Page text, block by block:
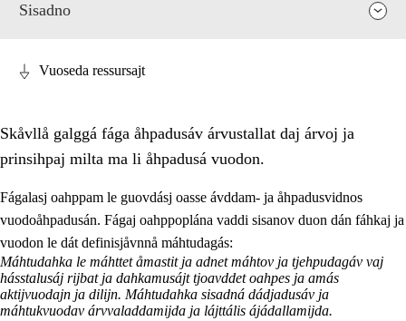
Sisadno
2. Prinsihpa oahppama, åvddånahttema ja ávddama hárráj
Vuoseda ressursajt
Skåvllå galggá fága åhpadusáv árvustallat daj árvoj ja
prinsihpaj milta ma li åhpadusá vuodon.
Fágalasj oahppam le guovdásj oasse ávddam- ja åhpadusvidnos
vuodoåhpadusán. Fágaj oahppoplána vaddi sisanov duon dán fáhkaj ja
vuodon le dát definisjåvnnå máhtudagás:
Máhtudahka le máhttet åmastit ja adnet máhtov ja tjehpudagáv vaj
hásstalusáj rijbat ja dahkamusájt tjoavddet oahpes ja amás
aktijvuodajn ja dilijn. Máhtudahka sisadná dádjadusáv ja
máhtukvuodav árvvaladdamijda ja lájttális ájádallamijda.